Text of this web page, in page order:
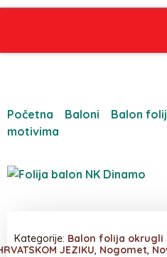
Početna Baloni
Balon
motivima
Kategorije: Balon folija okrugli
JEZIKU Nogomet